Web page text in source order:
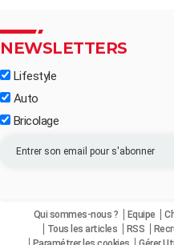
NEWSLETTERS
Lifestyle
Auto
Bricolage
Qui sommes-nous ? Equipe
Tous les articles
RSS